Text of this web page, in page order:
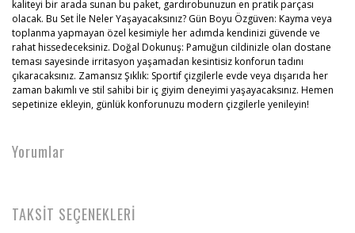
kaliteyi bir arada sunan bu paket, gardırobunuzun en pratik parçası
olacak. Bu Set İle Neler Yaşayacaksınız? Gün Boyu Özgüven: Kayma veya
toplanma yapmayan özel kesimiyle her adımda kendinizi güvende ve
rahat hissedeceksiniz. Doğal Dokunuş: Pamuğun cildinizle olan dostane
teması sayesinde irritasyon yaşamadan kesintisiz konforun tadını
çıkaracaksınız. Zamansız Şıklık: Sportif çizgilerle evde veya dışarıda her
zaman bakımlı ve stil sahibi bir iç giyim deneyimi yaşayacaksınız. Hemen
sepetinize ekleyin, günlük konforunuzu modern çizgilerle yenileyin!
Yorumlar
TAKSİT SEÇENEKLERİ